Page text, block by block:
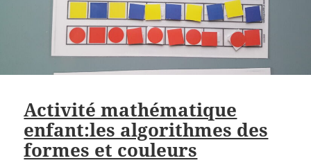
Activité mathématique
enfant:les algorithmes des
formes et couleurs